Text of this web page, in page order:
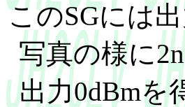
このSGには
写真の様に
出力0dBmを